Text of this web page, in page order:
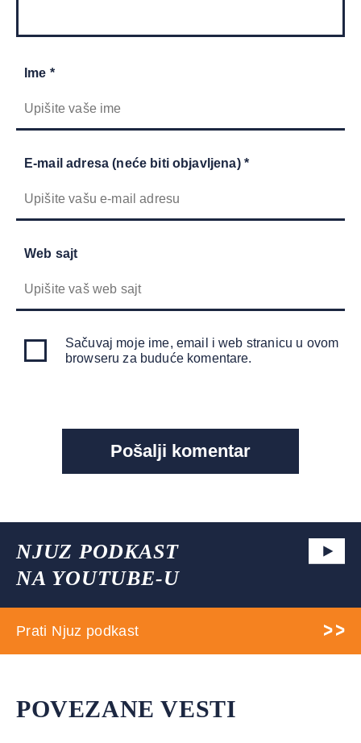
Ime *
E-mail adresa (neće biti objavljena) *
Web sajt
Sačuvaj moje ime, email i web stranicu u ovom
browseru za buduće komentare.
NJUZ PODKAST
NA YOUTUBE-U
Prati Njuz podkast
POVEZANE VESTI